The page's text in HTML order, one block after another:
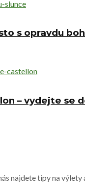
s opravdu
– vydejte se
najdete tipy na